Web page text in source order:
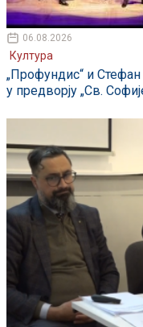
06.08.2026
Култура
„Профундис“ и
у предворју „Св.